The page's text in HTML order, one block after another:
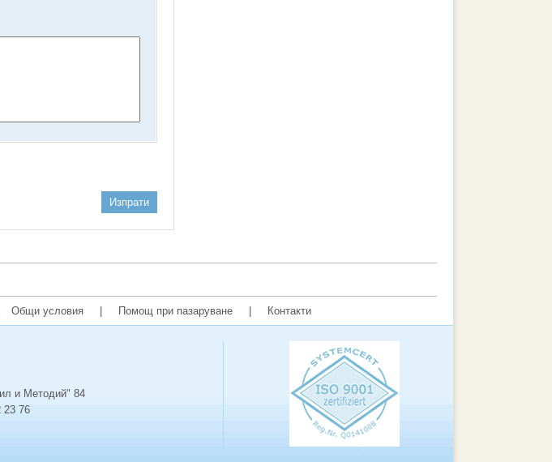
Изпрати
Общи условия Помощ при пазаруване Контакти
и Методий" 84
23 76